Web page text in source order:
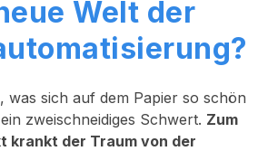
Welt der
was sich auf dem Papier so schön
zweischneidiges Schwert. Zum
krankt der Traum von der